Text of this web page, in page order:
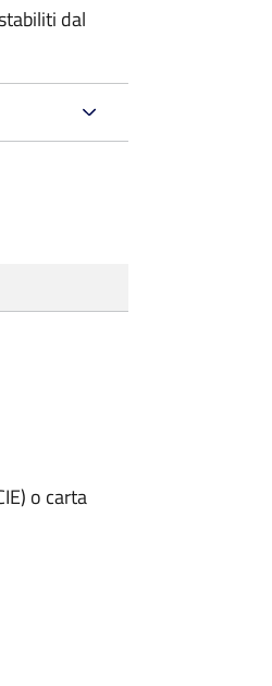
dal
o carta